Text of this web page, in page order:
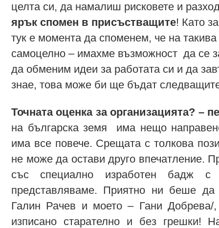
целта си, да намалиш рисковете и
ярък спомен в присъстващите! Като
тук е момента да споменем, че на
самоцелно – имахме възможност да се
да обменим идеи за работата си и да
знае, това може би ще бъдат
Точната оценка за организацията? –
на българска земя има нещо
има все повече. Срещата с толкова
не може да остави друго впечатление.
със специално изработен бадж
представляваме. Приятно ни беше
Галин Рачев и моето – Гани
изписано старателно и без грешки!